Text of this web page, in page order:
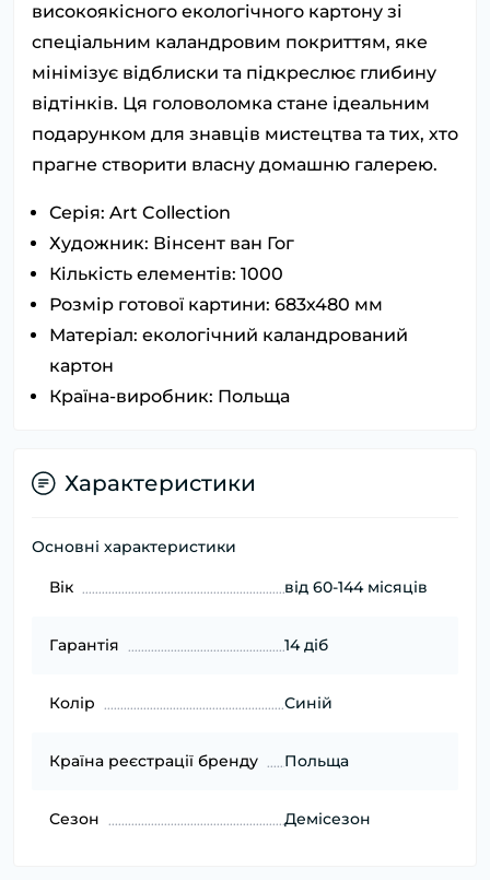
високоякісного екологічного картону зі
спеціальним каландровим покриттям, яке
мінімізує відблиски та підкреслює глибину
відтінків. Ця головоломка стане ідеальним
подарунком для знавців мистецтва та тих, хто
прагне створити власну домашню галерею.
Серія: Art Collection
Художник: Вінсент ван Гог
Кількість елементів: 1000
Розмір готової картини: 683х480 мм
Матеріал: екологічний каландрований
картон
Країна-виробник: Польща
Характеристики
Основні характеристики
Вік від 60-144 місяців
Гарантія 14 діб
Колір Синій
Країна реєстрації бренду Польща
Сезон Демісезон